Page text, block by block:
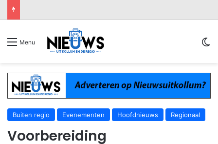
Menu
Buiten regio Evenementen Hoofdnieuws Regionaal
Voorbereiding